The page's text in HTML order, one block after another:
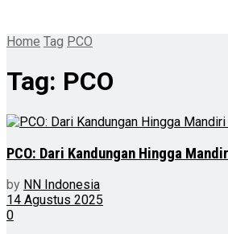
Home Tag PCO
Tag: PCO
PCO: Dari Kandungan Hingga
by NN Indonesia
14 Agustus 2025
0